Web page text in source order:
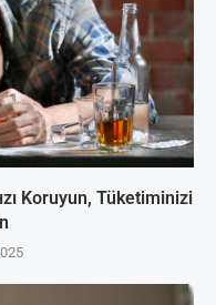
Koruyun, Tüketiminizi